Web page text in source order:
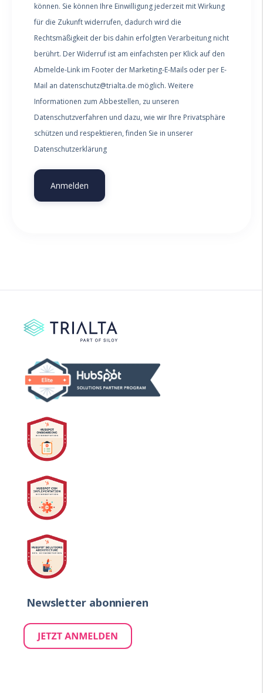
können. Sie können Ihre Einwilligung jederzeit mit Wirkung
für die Zukunft widerrufen, dadurch wird die
Rechtsmäßigkeit der bis dahin erfolgten Verarbeitung nicht
berührt. Der Widerruf ist am einfachsten per Klick auf den
Abmelde-Link im Footer der Marketing-E-Mails oder per E-
Mail an datenschutz@trialta.de möglich. Weitere
Informationen zum Abbestellen, zu unseren
Datenschutzverfahren und dazu, wie wir Ihre Privatsphäre
schützen und respektieren, finden Sie in unserer
Datenschutzerklärung
Newsletter abonnieren